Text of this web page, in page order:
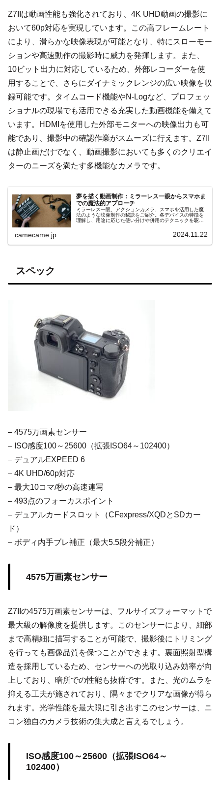
Z7IIは動画性能も強化されており、4K UHD動画の撮影に
おいて60p対応を実現しています。この高フレームレート
により、滑らかな映像表現が可能となり、特にスローモー
ションや高速動作の撮影時に威力を発揮します。また、
10ビット出力に対応しているため、外部レコーダーを使
用することで、さらにダイナミックレンジの広い映像を収
録可能です。タイムコード機能やN-Logなど、プロフェッ
ショナルの現場でも活用できる充実した動画機能を備えて
います。HDMIを使用した外部モニターへの映像出力も可
能であり、撮影中の確認作業がスムーズに行えます。Z7II
は静止画だけでなく、動画撮影においても多くのクリエイ
ターのニーズを満たす多機能なカメラです。
夢を描く動画制作：ミラーレス一眼からスマホま
での魔法的アプローチ
ミラーレス一眼、アクションカメラ、スマホを活用した魔
法のような映像制作の秘訣をご紹介。各デバイスの特徴を
理解し、用途に応じた使い分けや併用のテクニックを駆使
camecame.jp 2024.11.22
スペック
– 4575万画素センサー
– ISO感度100～25600（拡張ISO64～102400）
– デュアルEXPEED 6
– 4K UHD/60p対応
– 最大10コマ/秒の高速連写
– 493点のフォーカスポイント
– デュアルカードスロット（CFexpress/XQDとSDカー
ド）
– ボディ内手ブレ補正（最大5.5段分補正）
4575万画素センサー
Z7IIの4575万画素センサーは、フルサイズフォーマットで
最大級の解像度を提供します。このセンサーにより、細部
まで高精細に描写することが可能で、撮影後にトリミング
を行っても画像品質を保つことができます。裏面照射型構
造を採用しているため、センサーへの光取り込み効率が向
上しており、暗所での性能も抜群です。また、光のムラを
抑える工夫が施されており、隅々までクリアな画像が得ら
れます。光学性能を最大限に引き出すこのセンサーは、ニ
コン独自のカメラ技術の集大成と言えるでしょう。
ISO感度100～25600（拡張ISO64～
102400）